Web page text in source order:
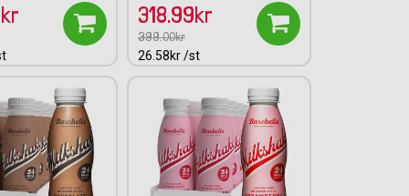
318.99kr
399.00kr
26.58kr /st